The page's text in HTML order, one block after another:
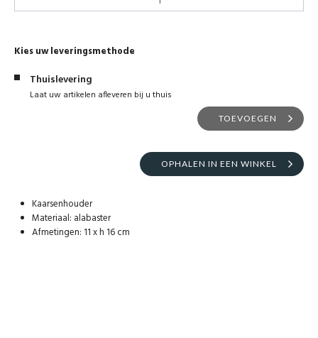
Kies uw leveringsmethode
Thuislevering
Laat uw artikelen afleveren bij u thuis
TOEVOEGEN
OPHALEN IN EEN WINKEL
Kaarsenhouder
Materiaal: alabaster
Afmetingen: 11 x h 16 cm